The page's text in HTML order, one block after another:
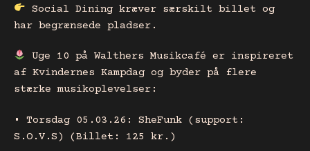
Social Dining kræver særskilt billet og
har begrænsede pladser.
Uge 10 på Walthers Musikcafé er inspireret
af Kvindernes Kampdag og byder på flere
stærke musikoplevelser:
• Torsdag 05.03.26: SheFunk (support:
S.O.V.S) (Billet: 125 kr.)